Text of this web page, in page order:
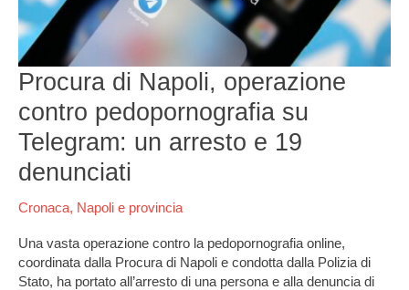
Procura di Napoli, operazione
contro pedopornografia su
Telegram: un arresto e 19
denunciati
Cronaca, Napoli e provincia
Una vasta operazione contro la pedopornografia online,
coordinata dalla Procura di Napoli e condotta dalla Polizia di
Stato, ha portato all’arresto di una persona e alla denuncia di
su
Telegram:
un
arresto
e
19
denunciati